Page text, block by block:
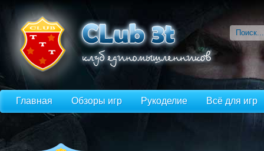
Главная Обзоры игр Рукоделие Всё для игр